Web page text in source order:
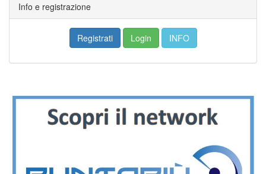
Info e registrazione
Registrati Login INFO